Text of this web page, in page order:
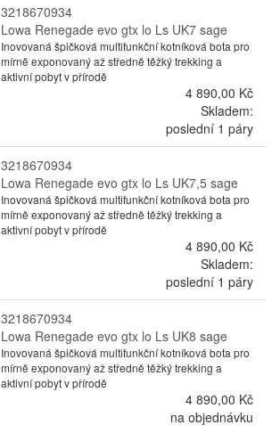
3218670934
Lowa Renegade evo gtx lo Ls UK7 sage
Inovovaná špičková multifunkční kotníková bota pro
mírně exponovaný až středně těžký trekking a
aktivní pobyt v přírodě
4 890,00 Kč
Skladem:
poslední 1 páry
3218670934
Lowa Renegade evo gtx lo Ls UK7,5 sage
Inovovaná špičková multifunkční kotníková bota pro
mírně exponovaný až středně těžký trekking a
aktivní pobyt v přírodě
4 890,00 Kč
Skladem:
poslední 1 páry
3218670934
Lowa Renegade evo gtx lo Ls UK8 sage
Inovovaná špičková multifunkční kotníková bota pro
mírně exponovaný až středně těžký trekking a
aktivní pobyt v přírodě
4 890,00 Kč
na objednávku